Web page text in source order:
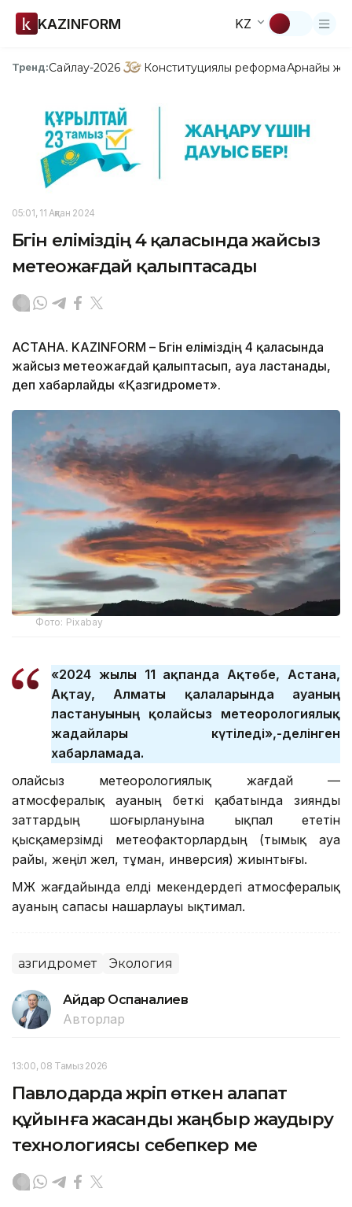
KAZINFORM KZ
Тренд:Сайлау-2026 Конституциялық реформаАрнайы
05:01, 11 Ақпан 2024
Бүгін еліміздің 4 қаласында жайсыз
метеожағдай қалыптасады
АСТАНА. KAZINFORM – Бүгін еліміздің 4 қаласында
жайсыз метеожағдай қалыптасып, ауа ластанады,
деп хабарлайды «Қазгидромет».
Фото: Pixabay
«2024 жылғы 11 ақпанда Ақтөбе, Астана,
Ақтау, Алматы қалаларында ауаның
ластануының қолайсыз метеорологиялық
жағдайлары күтіледі»,-делінген
хабарламада.
Қолайсыз метеорологиялық жағдай —
атмосфералық ауаның беткі қабатында зиянды
заттардың шоғырлануына ықпал ететін
қысқамерзімді метеофакторлардың (тымық ауа
райы, жеңіл жел, тұман, инверсия) жиынтығы.
ҚМЖ жағдайында елді мекендердегі атмосфералық
ауаның сапасы нашарлауы ықтимал.
Қазгидромет Экология
Айдар Оспаналиев
Авторлар
13:00, 08 Тамыз 2026
Павлодарда жүріп өткен алапат
құйынға жасанды жаңбыр жаудыру
технологиясы себепкер ме